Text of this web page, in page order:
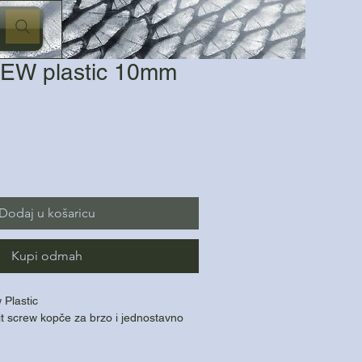
plastic 10mm
Dodaj u košaricu
Kupi odmah
Plastic
screw kopče za brzo i jednostavno